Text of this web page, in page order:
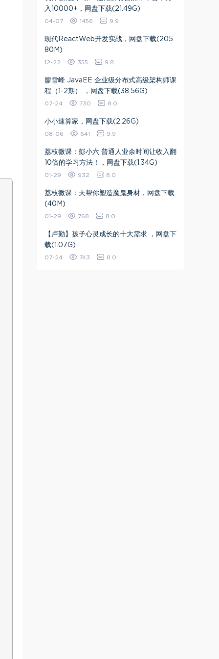
入10000+，网盘下载(21.49G)
04-07 1456 9.9
现代ReactWeb开发实战，网盘下载(205.
80M)
12-22 355 9.8
廖雪峰 JavaEE 企业级分布式高级架构师课
程（1-2期） ，网盘下载(38.56G)
07-24 730 8.0
小小速算家，网盘下载(2.26G)
08-06 641 9.9
荔枝微课：彭小六 普通人业余时间让收入翻
10倍的学习方法！，网盘下载(1.34G)
01-29 932 8.0
荔枝微课：天帮你塑造魔鬼身材，网盘下载
(40M)
01-29 768 8.0
【卢勤】孩子心灵成长的十大需求 ，网盘下
载(1.07G)
07-24 743 8.0